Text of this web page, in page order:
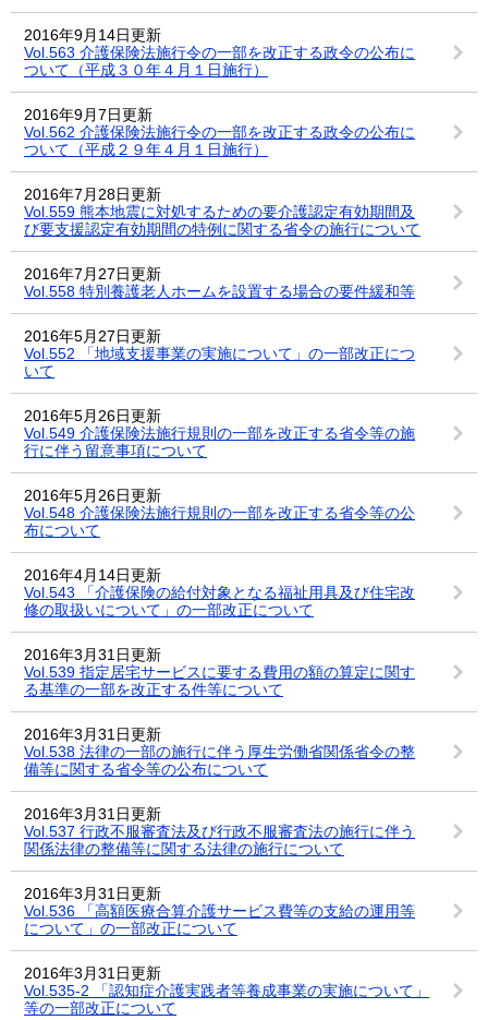
2016年9月14日更新
Vol.563 介護保険法施行令の一部を改正する政令の公布に
ついて（平成３０年４月１日施行）
2016年9月7日更新
Vol.562 介護保険法施行令の一部を改正する政令の公布に
ついて（平成２９年４月１日施行）
2016年7月28日更新
Vol.559 熊本地震に対処するための要介護認定有効期間及
び要支援認定有効期間の特例に関する省令の施行について
2016年7月27日更新
Vol.558 特別養護老人ホームを設置する場合の要件緩和等
2016年5月27日更新
Vol.552 「地域支援事業の実施について」の一部改正につ
いて
2016年5月26日更新
Vol.549 介護保険法施行規則の一部を改正する省令等の施
行に伴う留意事項について
2016年5月26日更新
Vol.548 介護保険法施行規則の一部を改正する省令等の公
布について
2016年4月14日更新
Vol.543 「介護保険の給付対象となる福祉用具及び住宅改
修の取扱いについて」の一部改正について
2016年3月31日更新
Vol.539 指定居宅サービスに要する費用の額の算定に関す
る基準の一部を改正する件等について
2016年3月31日更新
Vol.538 法律の一部の施行に伴う厚生労働省関係省令の整
備等に関する省令等の公布について
2016年3月31日更新
Vol.537 行政不服審査法及び行政不服審査法の施行に伴う
関係法律の整備等に関する法律の施行について
2016年3月31日更新
Vol.536 「高額医療合算介護サービス費等の支給の運用等
について」の一部改正について
2016年3月31日更新
Vol.535-2 「認知症介護実践者等養成事業の実施について」
等の一部改正について